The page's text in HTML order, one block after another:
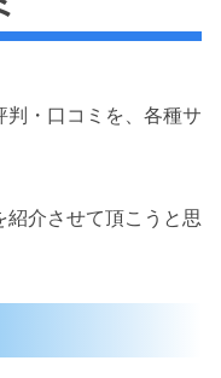
・口コミを、各種サ
介させて頂こうと思